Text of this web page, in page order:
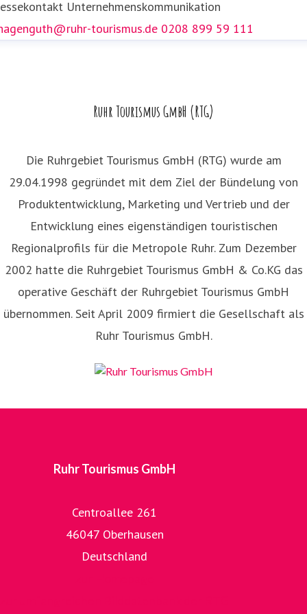
Unternehmenskommunikation
tourismus.de 0208 899 59 111
Ruhr Tourismus GmbH (RTG)
Die Ruhrgebiet Tourismus GmbH (RTG) wurde am
29.04.1998 gegründet mit dem Ziel der Bündelung von
Produktentwicklung, Marketing und Vertrieb und der
Entwicklung eines eigenständigen touristischen
Regionalprofils für die Metropole Ruhr. Zum Dezember
2002 hatte die Ruhrgebiet Tourismus GmbH & Co.KG das
operative Geschäft der Ruhrgebiet Tourismus GmbH
übernommen. Seit April 2009 firmiert die Gesellschaft als
Ruhr Tourismus GmbH.
Ruhr Tourismus GmbH
Centroallee 261
46047 Oberhausen
Deutschland